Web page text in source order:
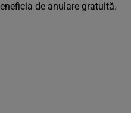
de anulare gratuită.